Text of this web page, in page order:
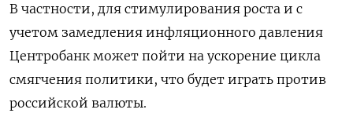
В частности, для стимулирования роста и с
учетом замедления инфляционного давления
Центробанк может пойти на ускорение цикла
смягчения политики, что будет играть против
российской валюты.